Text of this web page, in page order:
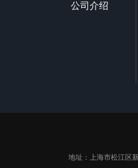
公司介绍
地址：上海市松江区